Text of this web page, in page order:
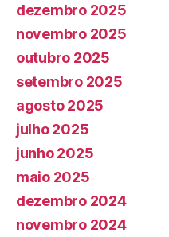
dezembro 2025
novembro 2025
outubro 2025
setembro 2025
agosto 2025
julho 2025
junho 2025
maio 2025
dezembro 2024
novembro 2024